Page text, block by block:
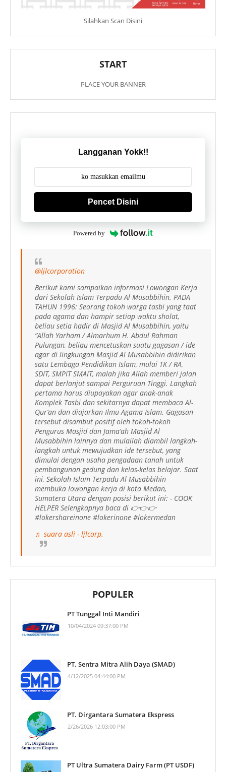
Silahkan Scan Disini
START
PLACE YOUR BANNER
Langganan Yokk!!
Pencet Disini
Powered by
@ljlcorporation
Berikut kami sampaikan informasi Lowongan Kerja
dari Sekolah Islam Terpadu Al Musabbihin. PADA
TAHUN 1996: Seorang tokoh warga tasbi yang taat
pada agama dan hampir setiap waktu sholat,
beliau setia hadir di Masjid Al Musabbihin, yaitu
“Allah Yarham / Almarhum H. Abdul Rahman
Pulungan, beliau mencetuskan suatu gagasan / ide
agar di lingkungan Masjid Al Musabbihin didirikan
satu Lembaga Pendidikan Islam, mulai TK / RA,
SDIT, SMPIT SMAIT, malah jika Allah memberi jalan
dapat berlanjut sampai Perguruan Tinggi. Langkah
pertama harus diupayakan agar anak-anak
Komplek Tasbi dan sekitarnya dapat membaca Al-
Qur’an dan diajarkan Ilmu Agama Islam. Gagasan
tersebut disambut positif oleh tokoh-tokoh
Pengurus Masjid dan Jama’ah Masjid Al
Musabbihin lainnya dan mulailah diambil langkah-
langkah untuk mewujudkan ide tersebut, yang
dimulai dengan usaha pengadaan tanah untuk
pembangunan gedung dan kelas-kelas belajar. Saat
ini, Sekolah Islam Terpadu Al Musabbihin
membuka lowongan kerja di kota Medan,
Sumatera Utara dengan posisi berikut ini: - COOK
HELPER Selengkapnya baca di 👉👉👉
#lokershareinone #lokerinone #lokermedan
♬ suara asli - ljlcorp.
POPULER
PT Tunggal Inti Mandiri
10/04/2024 09:37:00 PM
PT. Sentra Mitra Alih Daya (SMAD)
4/12/2025 04:44:00 PM
PT. Dirgantara Sumatera Ekspress
2/26/2026 12:03:00 PM
PT Ultra Sumatera Dairy Farm (PT USDF)